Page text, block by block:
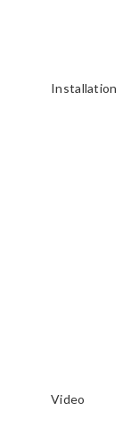
Installation
Video